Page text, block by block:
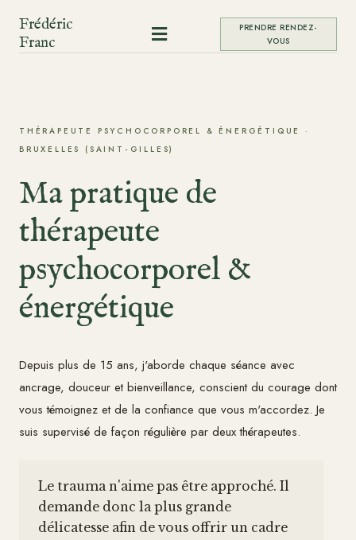
Frédéric
Franc

PRENDRE RENDEZ-
VOUS
THÉRAPEUTE PSYCHOCORPOREL & ÉNERGÉTIQUE ·
BRUXELLES (SAINT-GILLES)
Ma pratique de
thérapeute
psychocorporel &
énergétique
Depuis plus de 15 ans, j'aborde chaque séance avec
ancrage, douceur et bienveillance, conscient du courage dont
vous témoignez et de la confiance que vous m'accordez. Je
suis supervisé de façon régulière par deux thérapeutes.
Le trauma n'aime pas être approché. Il
demande donc la plus grande
délicatesse afin de vous offrir un cadre